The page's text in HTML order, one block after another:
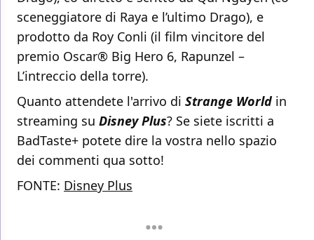
sceneggiatore di Raya e l’ultimo Drago), e
prodotto da Roy Conli (il film vincitore del
premio Oscar® Big Hero 6, Rapunzel –
L’intreccio della torre).
Quanto attendete l'arrivo di Strange Worldin
streaming su Disney Plus? Se siete iscritti a
BadTaste+ potete dire la vostra nello spazio
dei commenti qua sotto!
FONTE: Disney Plus